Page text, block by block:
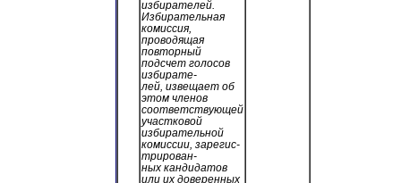
избирателей.
Избирательная
комиссия,
проводящая
повторный
подсчет голосов
избирате-
лей, извещает об
этом членов
соответствующей
участковой
избирательной
комиссии, зарегис-
трирован-
ных кандидатов
или их доверенных